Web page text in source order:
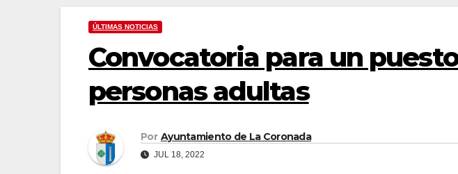
ÚLTIMAS NOTICIAS
Convocatoria para un
personas adultas
Por Ayuntamiento de La Coronada
JUL 18, 2022